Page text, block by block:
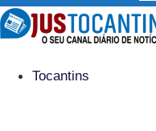
Tocantins